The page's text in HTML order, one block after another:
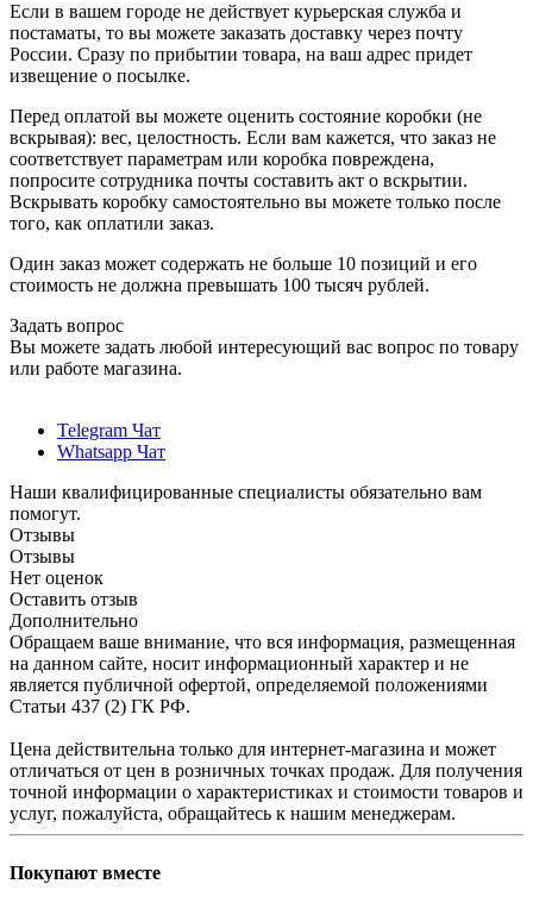
Если в вашем городе не действует курьерская служба и
постаматы, то вы можете заказать доставку через почту
России. Сразу по прибытии товара, на ваш адрес придет
извещение о посылке.
Перед оплатой вы можете оценить состояние коробки (не
вскрывая): вес, целостность. Если вам кажется, что заказ не
соответствует параметрам или коробка повреждена,
попросите сотрудника почты составить акт о вскрытии.
Вскрывать коробку самостоятельно вы можете только после
того, как оплатили заказ.
Один заказ может содержать не больше 10 позиций и его
стоимость не должна превышать 100 тысяч рублей.
Задать вопрос
Вы можете задать любой интересующий вас вопрос по товару
или работе магазина.
Telegram Чат
Whatsapp Чат
Наши квалифицированные специалисты обязательно вам
помогут.
Отзывы
Отзывы
Нет оценок
Оставить отзыв
Дополнительно
Обращаем ваше внимание, что вся информация, размещенная
на данном сайте, носит информационный характер и не
является публичной офертой, определяемой положениями
Статьи 437 (2) ГК РФ.
Цена действительна только для интернет-магазина и может
отличаться от цен в розничных точках продаж. Для получения
точной информации о характеристиках и стоимости товаров и
услуг, пожалуйста, обращайтесь к нашим менеджерам.
Покупают вместе